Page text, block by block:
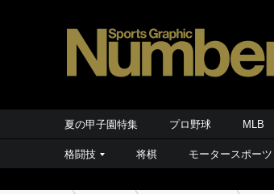
夏の甲子園特集 プロ野球 MLB
格闘技 将棋 モータースポーツ